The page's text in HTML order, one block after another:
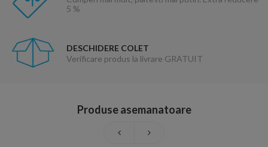
5 %
DESCHIDERE COLET
Verificare produs la livrare GRATUIT
Produse asemanatoare